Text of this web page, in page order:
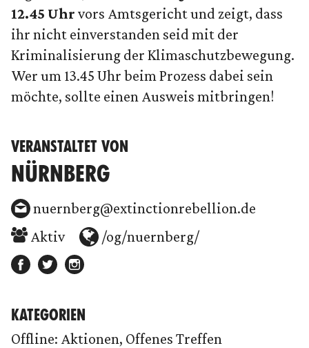
12.45 Uhr vors Amtsgericht und zeigt, dass
ihr nicht einverstanden seid mit der
Kriminalisierung der Klimaschutzbewegung.
Wer um 13.45 Uhr beim Prozess dabei sein
möchte, sollte einen Ausweis mitbringen!
VERANSTALTET VON
NÜRNBERG
nuernberg@extinctionrebellion.de
Aktiv
/og/nuernberg/
KATEGORIEN
Offline: Aktionen, Offenes Treffen